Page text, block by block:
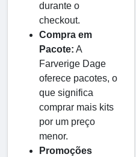
durante o
checkout.
Compra em
Pacote: A
Farverige Dage
oferece pacotes, o
que significa
comprar mais kits
por um preço
menor.
Promoções